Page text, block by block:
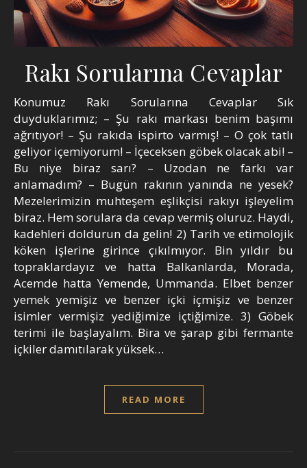
Rakı Sorularına Cevaplar
Konumuz Rakı Sorularına Cevaplar Sık
duyduklarımız; – Şu rakı markası benim başımı
ağrıtıyor! – Şu rakıda ispirto varmış! – O çok tatlı
geliyor içemiyorum! – İçeceksen göbek olacak abi! –
Bu niye biraz sarı? – Uzodan ne farkı var
anlamadım? – Bugün rakının yanında ne yesek?
Mezelerimizin muhteşem eşlikçisi rakıyı işleyelim
biraz. Hem sorulara da cevap vermiş oluruz. Haydi,
kadehleri doldurun da gelin! 2) Tarih ve etimolojik
köken işlerine girince çıkılmıyor. Bin yıldır bu
topraklardayız ve hatta Balkanlarda, Morada,
Acemde hatta Yemende, Ummanda. Elbet benzer
yemek yemişiz ve benzer içki içmişiz ve benzer
isimler vermişiz yediğimize içtiğimize. 3) Göbek
terimi ile başlayalım. Bira ve şarap gibi fermante
içkiler damıtılarak yüksek…
READ MORE